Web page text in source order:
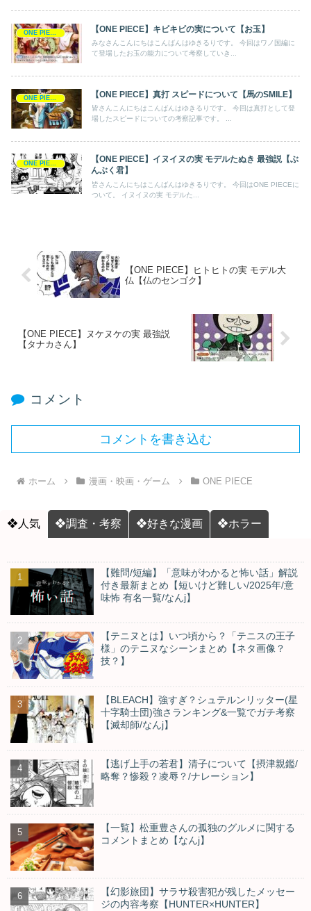
【ONE PIECE】キビキビの実について【お玉】
みなさんこんにちはこんばんはゆきるりです。 今回はワノ国編に
て登場したお玉の能力について考察していき...
【ONE PIECE】真打 スピードについて【馬のSMILE】
皆さんこんにちはこんばんはゆきるりです。 今回は真打として登
場したスピードについての考察記事です。 ...
【ONE PIECE】イヌイヌの実 モデルたぬき 最強説【ぶ
んぶく君】
皆さんこんにちはこんばんはゆきるりです。 今回はONE PIECEに
ついて。 イヌイヌの実 モデルた...
【ONE PIECE】ヒトヒトの実 モデル大
仏【仏のセンゴク】
【ONE PIECE】ヌケヌケの実 最強説
【タナカさん】
コメント
コメントを書き込む
ホーム 漫画・映画・ゲーム ONE PIECE
❖人気 ❖調査・考察 ❖好きな漫画 ❖ホラー
【難問/短編】「意味がわかると怖い話」解説
付き最新まとめ【短いけど難しい/2025年/意
味怖 有名一覧/なんj】
【テニヌとは】いつ頃から？「テニスの王子
様」のテニヌなシーンまとめ【ネタ画像？
技？】
【BLEACH】強すぎ？シュテルンリッター(星
十字騎士団)強さランキング&一覧でガチ考察
【滅却師/なんj】
【逃げ上手の若君】清子について【摂津親鑑/
略奪？惨殺？凌辱？/ナレーション】
【一覧】松重豊さんの孤独のグルメに関する
コメントまとめ【なんj】
【幻影旅団】サラサ殺害犯が残したメッセー
ジの内容考察【HUNTER×HUNTER】